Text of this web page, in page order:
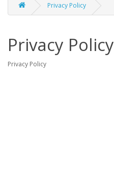
Privacy Policy
Privacy Policy
Privacy Policy